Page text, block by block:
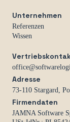
Unternehmen
Referenzen
Wissen
Adresse
73-110 Stargard,
Firmendaten
JAMNA Software